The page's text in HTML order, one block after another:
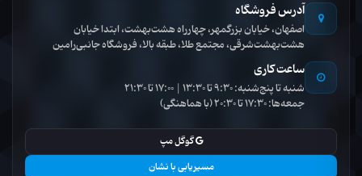
آدرس فروشگاه
اصفهان، خیابان بزرگمهر، چهارراه هشت‌بهشت، ابتدا خیابان
هشت‌بهشت‌شرقی، مجتمع طلا، طبقه بالا، فروشگاه جانبی‌رامین
ساعت کاری
شنبه تا پنج‌شنبه: 9:30 تا 13:30 | 17:00 تا 21:30
جمعه‌ها: 17:30 تا 20:30 (با هماهنگی)
گوگل مپ
مسیریابی با نشان